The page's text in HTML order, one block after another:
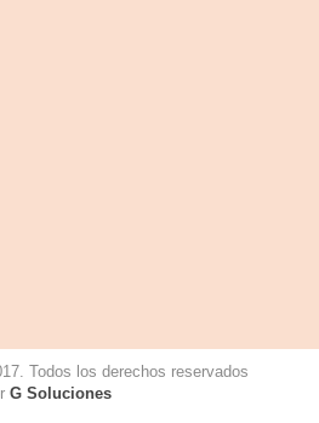
Todos los derechos reservados
G Soluciones